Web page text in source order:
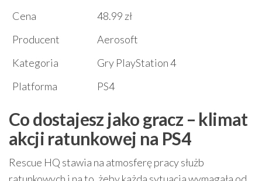
Cena
48.99 zł
Producent
Aerosoft
Kategoria
Gry PlayStation 4
Platforma
PS4
Co dostajesz jako gracz – klimat
akcji ratunkowej na PS4
Rescue HQ stawia na atmosferę pracy służb